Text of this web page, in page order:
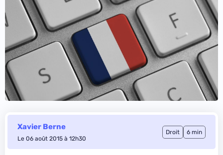
Xavier Berne
Le 06 août 2015 à 12h30
Droit 6 min